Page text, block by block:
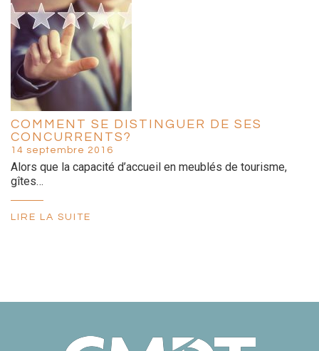
COMMENT SE DISTINGUER DE SES
CONCURRENTS?
14 septembre 2016
Alors que la capacité d’accueil en meublés de tourisme,
gîtes…
LIRE LA SUITE